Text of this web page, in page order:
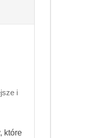
i
które